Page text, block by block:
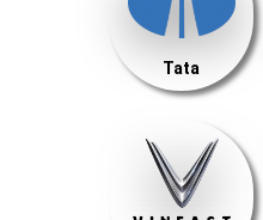
Tata